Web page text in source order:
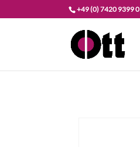
+49 (0) 7420 9399 0